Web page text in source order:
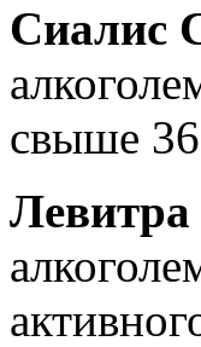
Сиалис
свыше